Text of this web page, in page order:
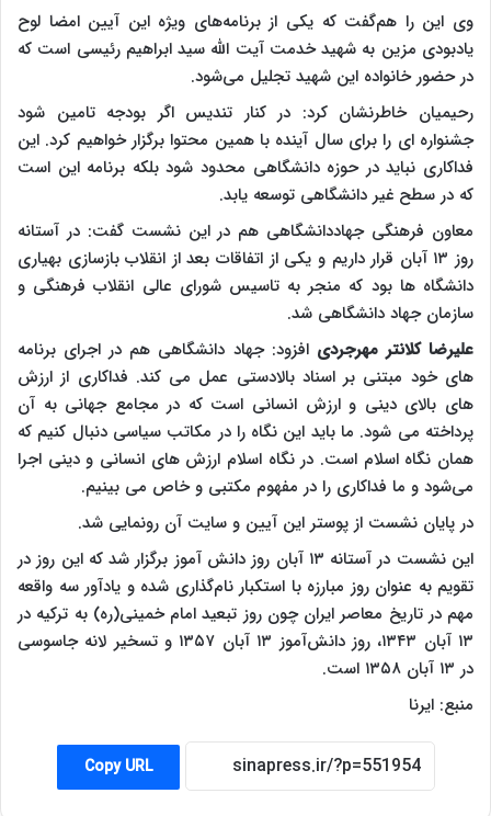
وی این را هم‌گفت که یکی از برنامه‌های ویژه این آیین امضا لوح
یادبودی مزین به شهید خدمت آیت الله سید ابراهیم رئیسی است که
در حضور خانواده این شهید تجلیل می‌شود.
رحیمیان خاطرنشان کرد: در کنار تندیس اگر بودجه تامین شود
جشنواره ای را برای سال آینده با همین محتوا برگزار خواهیم کرد. این
فداکاری نباید در حوزه دانشگاهی محدود شود بلکه برنامه این است
که در سطح غیر دانشگاهی توسعه یابد.
معاون فرهنگی جهاددانشگاهی هم در این نشست گفت: در آستانه
روز ۱۳ آبان قرار داریم و یکی از اتفاقات بعد از انقلاب بازسازی ‌بهیاری
دانشگاه ها بود که منجر به تاسیس شورای عالی انقلاب فرهنگی و
سازمان جهاد دانشگاهی شد.
علیرضا کلانتر مهرجردی افزود: جهاد دانشگاهی هم در اجرای برنامه
های خود مبتنی بر اسناد بالادستی عمل می کند. فداکاری از ارزش
های بالای دینی و ارزش انسانی است که در مجامع جهانی به آن
پرداخته می شود. ما باید این نگاه را در مکاتب سیاسی دنبال کنیم که
همان نگاه اسلام است. در نگاه اسلام ارزش های انسانی و دینی اجرا
می‌شود و ما فداکاری را در مفهوم مکتبی و خاص می بینیم‌.
در پایان نشست از پوستر این آیین و سایت آن رونمایی شد.
این نشست در آستانه ۱۳ آبان روز دانش آموز برگزار شد که این روز در
تقویم به عنوان روز مبارزه با استکبار نام‌گذاری شده و یادآور سه واقعه
مهم در تاریخ معاصر ایران چون روز تبعید امام خمینی(ره) به ترکیه در
۱۳ آبان ۱۳۴۳، روز دانش‌آموز ۱۳ آبان ۱۳۵۷ و تسخیر لانه جاسوسی
در ۱۳ آبان ۱۳۵۸ است.
منبع: ایرنا
Copy URL